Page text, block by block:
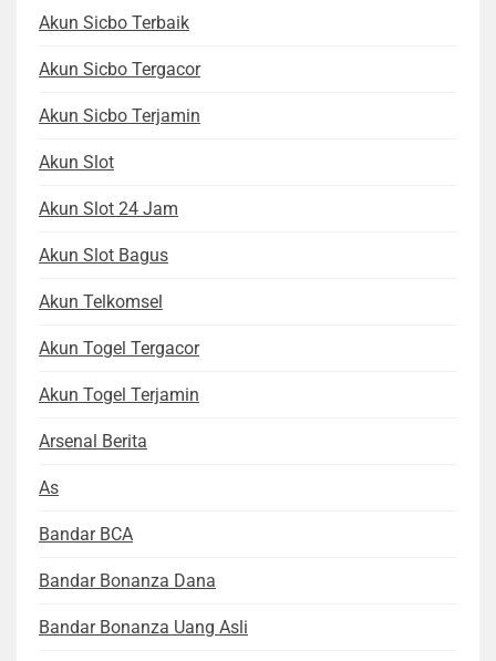
Akun Sicbo Terbaik
Akun Sicbo Tergacor
Akun Sicbo Terjamin
Akun Slot
Akun Slot 24 Jam
Akun Slot Bagus
Akun Telkomsel
Akun Togel Tergacor
Akun Togel Terjamin
Arsenal Berita
As
Bandar BCA
Bandar Bonanza Dana
Bandar Bonanza Uang Asli